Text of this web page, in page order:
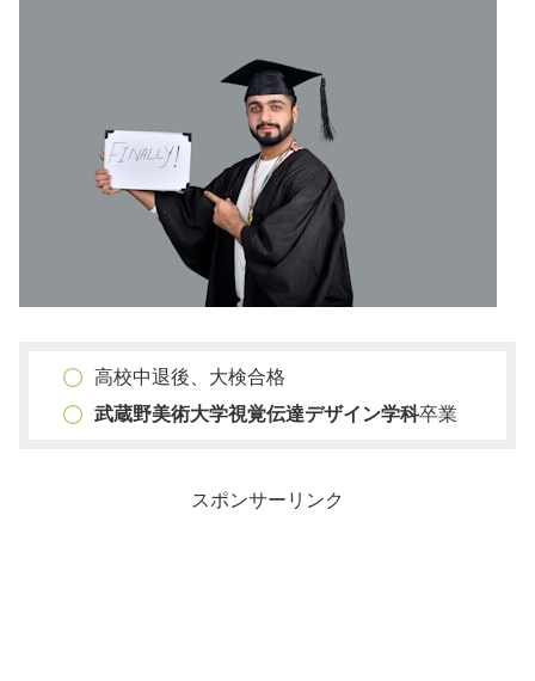
高校中退後、大検合格
武蔵野美術大学視覚伝達デザイン学科卒業
スポンサーリンク